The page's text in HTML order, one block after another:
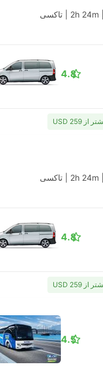
2h 24m
تاکسی
4.8
2h 24m
تاکسی
4.8
4.5